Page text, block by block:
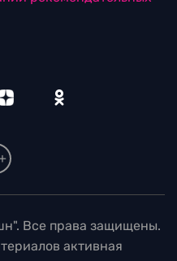
Все права защищены.
активная